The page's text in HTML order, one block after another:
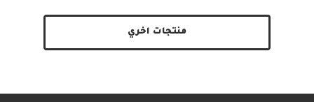
منتجات اخري